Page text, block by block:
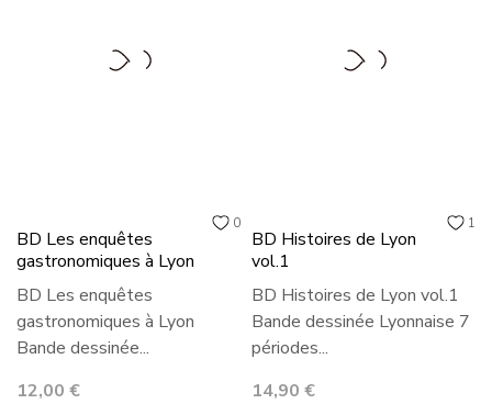
0
BD Les enquêtes
gastronomiques à Lyon
BD Les enquêtes
gastronomiques à Lyon
Bande dessinée...
Prix
12,00 €
1
BD Histoires de Lyon
vol.1
BD Histoires de Lyon vol.1
Bande dessinée Lyonnaise 7
périodes...
Prix
14,90 €